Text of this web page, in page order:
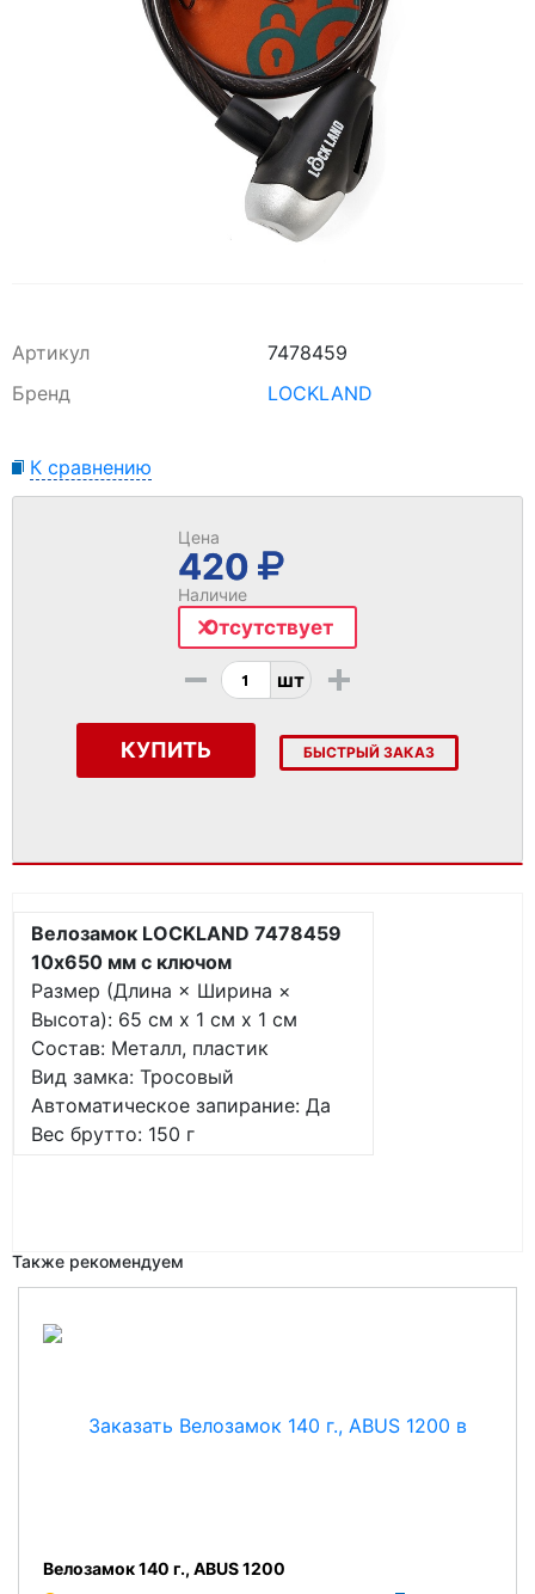
Артикул
7478459
Бренд
LOCKLAND
К сравнению
Цена
420
Наличие
Отсутствует
- шт +
КУПИТЬ БЫСТРЫЙ ЗАКАЗ
Велозамок LOCKLAND 7478459
10х650 мм с ключом
Размер (Длина × Ширина ×
Высота): 65 см х 1 см х 1 см
Состав: Металл, пластик
Вид замка: Тросовый
Автоматическое запирание: Да
Вес брутто: 150 г
Также рекомендуем
Велозамок 140 г., ABUS 1200